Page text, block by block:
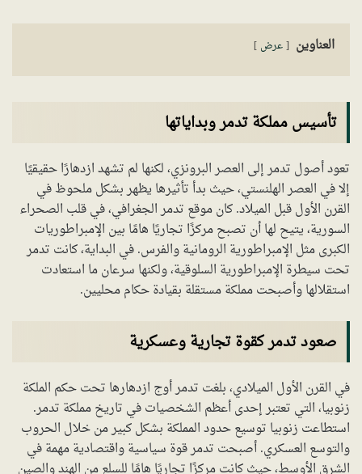
العناوين عرض
تأسيس مملكة تدمر وبداياتها
تعود أصول تدمر إلى العصر البرونزي، لكنها لم تشهد ازدهارًا حقيقيًا
إلا في العصر الهلنستي، حيث بدأ تأثيرها يظهر بشكل ملحوظ في
القرن الأول قبل الميلاد. كان موقع تدمر الجغرافي، في قلب الصحراء
السورية، يتيح لها أن تصبح مركزًا تجاريًا هامًا بين الإمبراطوريات
الكبرى مثل الإمبراطورية الرومانية والفرس. في البداية، كانت تدمر
تحت سيطرة الإمبراطورية السلوقية، ولكنها سرعان ما استعادت
استقلالها وأصبحت مملكة مستقلة بقيادة حكام محليين.
صعود تدمر كقوة تجارية وعسكرية
في القرن الأول الميلادي، بلغت تدمر أوج ازدهارها تحت حكم الملكة
زنوبيا، التي تعتبر إحدى أعظم الشخصيات في تاريخ مملكة تدمر.
استطاعت زنوبيا توسيع حدود المملكة بشكل كبير من خلال الحروب
والتوسع العسكري. أصبحت تدمر قوة سياسية واقتصادية مهمة في